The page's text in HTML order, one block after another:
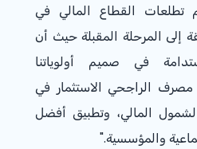
تطلعات القطاع المالي في
إلى المرحلة المقبلةحيث أن
في صميم أولوياتنا
مصرف الراجحي الاستثمار في
المالي، وتطبيق أفضل
والمؤسسية."